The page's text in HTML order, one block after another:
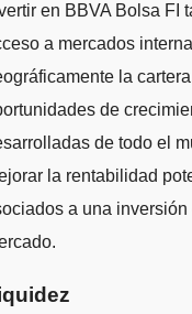
en BBVA Bolsa FI
a mercados
la
de
de todo el
la rentabilidad
a una